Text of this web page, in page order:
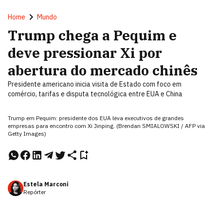
Home Mundo
Trump chega a Pequim e
deve pressionar Xi por
abertura do mercado chinês
Presidente americano inicia visita de Estado com foco em
comércio, tarifas e disputa tecnológica entre EUA e China
Trump em Pequim: presidente dos EUA leva executivos de grandes
empresas para encontro com Xi Jinping. (Brendan SMIALOWSKI / AFP via
Getty Images)
Estela Marconi
Repórter